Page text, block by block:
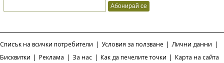
Списък на всички потребители | Условия за ползване | Лични данни |
Бисквитки | Реклама | За нас | Как да печелите точки | Карта на сайта